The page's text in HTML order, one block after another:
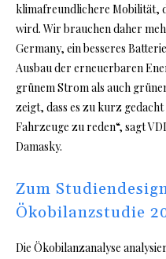
klimafreundlichere Mobilität,
wird. Wir brauchen daher
Germany, ein besseres
Ausbau der erneuerbaren
grünem Strom als auch
zeigt, dass es zu kurz
Fahrzeuge zu reden“, sagt
Damasky.
Zum
Ökobilanzstudie
Die Ökobilanzanalyse